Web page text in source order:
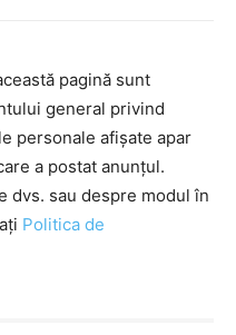
pagină sunt
general privind
personale afișate apar
a postat anunțul.
dvs. sau despre modul în
Politica de